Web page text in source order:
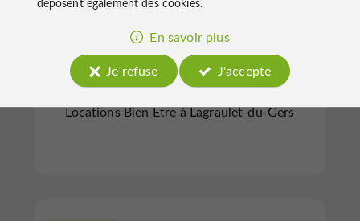
Le Castel Pierre
Locations Bien Être à Lagraulet-du-Gers
En savoir plus
Je refuse
J'accepte